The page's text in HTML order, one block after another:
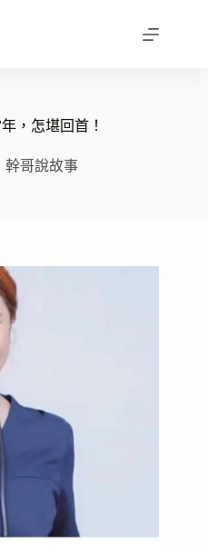
，怎堪回首！
幹哥說故事